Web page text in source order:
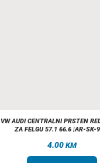
VW AUDI CENTRALNI PRSTEN
ZA FELGU 57.1 66.6 |AR-SK-
4.00 KM